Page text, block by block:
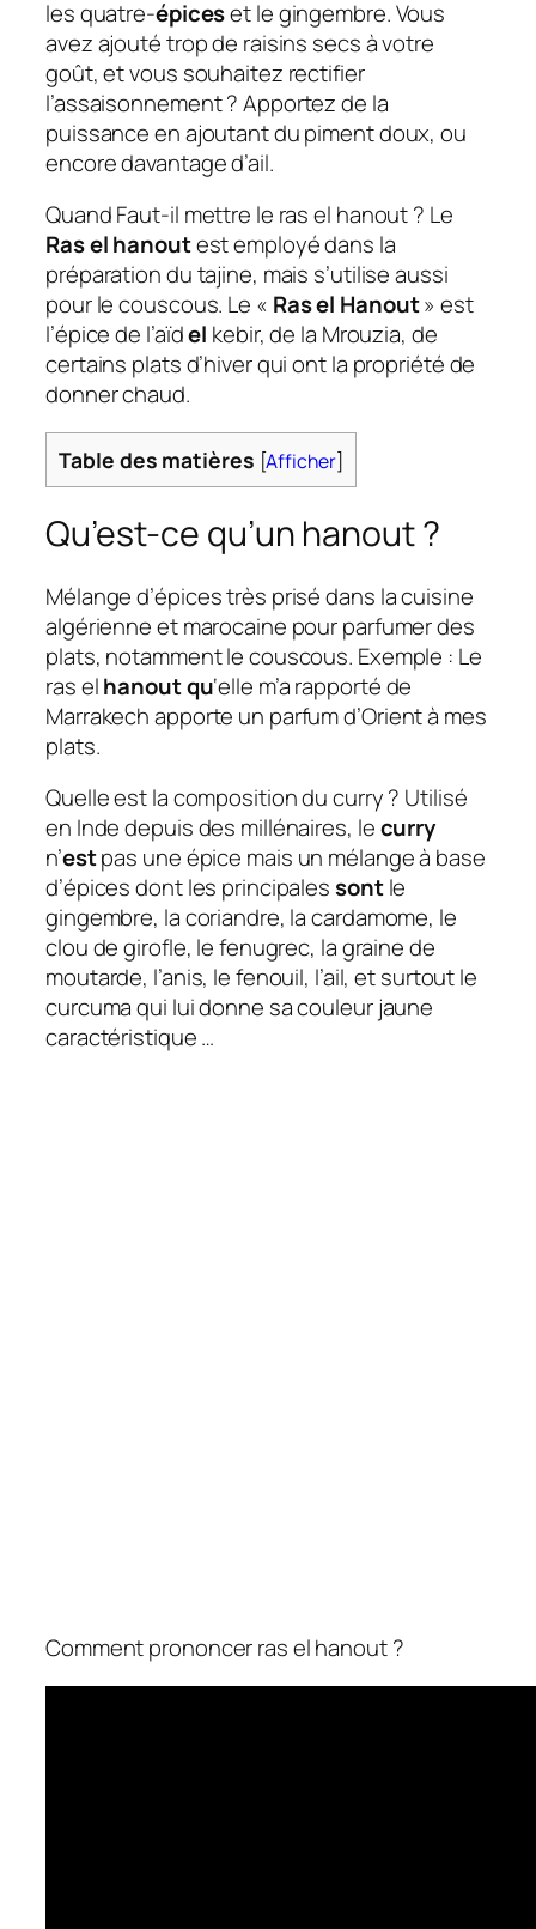
les quatre-épiceset le gingembre. Vous
avez ajouté trop de raisins secs à votre
goût, et vous souhaitez rectifier
l’assaisonnement ? Apportez de la
puissance en ajoutant du piment doux, ou
encore davantage d’ail.
Quand Faut-il mettre le ras el hanout ? Le
Ras el hanoutest employé dans la
préparation du tajine, mais s’utilise aussi
pour le couscous. Le « Ras el Hanout» est
l’épice de l’aïdel kebir, de la Mrouzia, de
certains plats d’hiver qui ont la propriété de
donner chaud.
Table des matières [Afficher]
Qu’est-ce qu’un hanout ?
Mélange d’épices très prisé dans la cuisine
algérienne et marocaine pour parfumer des
plats, notamment le couscous. Exemple : Le
ras elhanout qu‘elle m’a rapporté de
Marrakech apporte un parfum d’Orient à mes
plats.
Quelle est la composition du curry ? Utilisé
en Inde depuis des millénaires, lecurry
n’estpas une épice mais un mélange à base
d’épices dont les principalessontle
gingembre, la coriandre, la cardamome, le
clou de girofle, le fenugrec, la graine de
moutarde, l’anis, le fenouil, l’ail, et surtout le
curcuma qui lui donne sa couleur jaune
caractéristique …
Comment prononcer ras el hanout ?